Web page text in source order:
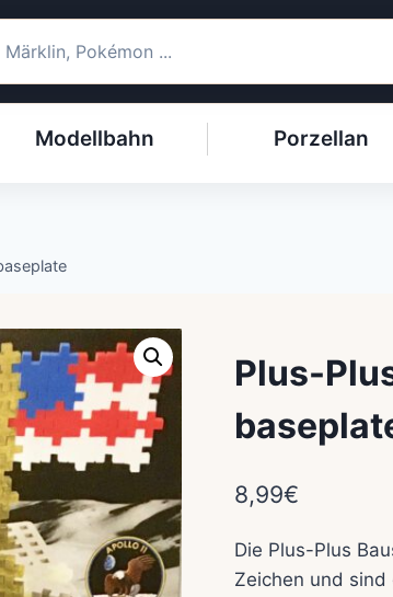
Modellbahn Porzellan
Plus-
8,99€
Die Plus-Plus
Zeichen und sind